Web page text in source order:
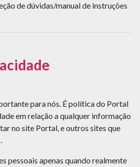
de dúvidas/manual de instruções
para nós. É política do Portal
em relação a qualquer informação
no site Portal, e outros sites que
pessoais apenas quando realmente